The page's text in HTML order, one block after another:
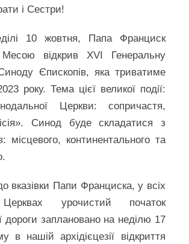
і Сестри!
10 жовтня, Папа Франциск
відкрив XVI Генеральну
Єпископів, яка триватиме
року. Тема цієї великої події:
Церкви: сопричастя,
Синод буде складатися з
місцевого, континентального та
вказівки Папи Франциска, у всіх
урочистий початок
дороги заплановано на неділю 17
в нашій архідієцезії відкриття